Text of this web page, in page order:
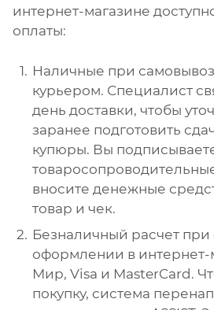
интернет-магазине
оплаты:
Наличные при
курьером. Специалист
день доставки, чтобы
заранее подготовить
купюры. Вы
вносите денежные
товар и чек.
Безналичный расчет
оформлении в интернет-
Мир, Visa и MasterCard.
покупку, система